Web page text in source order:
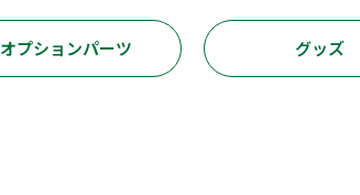
オプションパーツ グッズ